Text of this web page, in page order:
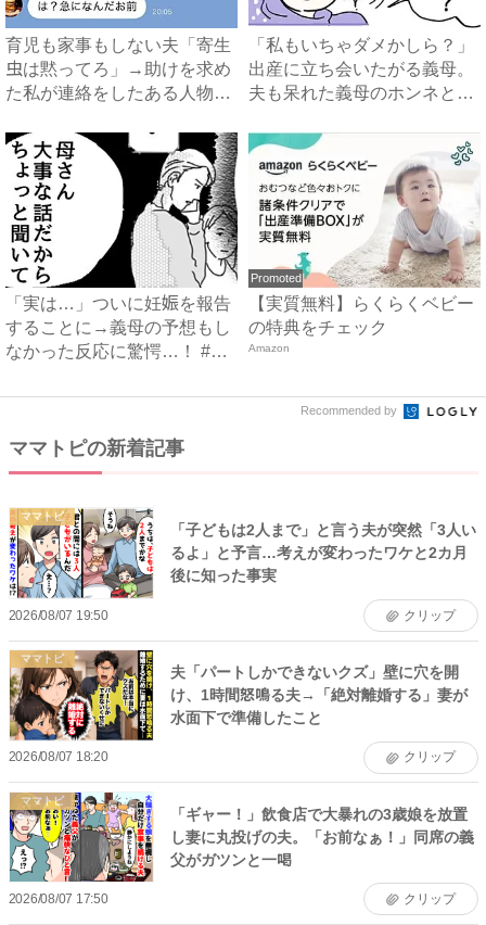
育児も家事もしない夫「寄生
虫は黙ってろ」→助けを求め
た私が連絡をしたある人物と
「私もいちゃダメかしら？」
出産に立ち会いたがる義母。
夫も呆れた義母のホンネと
「実は…」ついに妊娠を報告
することに→義母の予想もし
なかった反応に驚愕…！ #
Promoted
【実質無料】らくらくベビー
の特典をチェック
Amazon
Recommended by
ママトピの新着記事
ママトピ
「子どもは2人まで」と言う夫が突然「3人い
るよ」と予言…考えが変わったワケと2カ月
後に知った事実
2026/08/07 19:50 クリップ
ママトピ
夫「パートしかできないクズ」壁に穴を開
け、1時間怒鳴る夫→「絶対離婚する」妻が
水面下で準備したこと
2026/08/07 18:20 クリップ
ママトピ
「ギャー！」飲食店で大暴れの3歳娘を放置
し妻に丸投げの夫。「お前なぁ！」同席の義
父がガツンと一喝
2026/08/07 17:50 クリップ